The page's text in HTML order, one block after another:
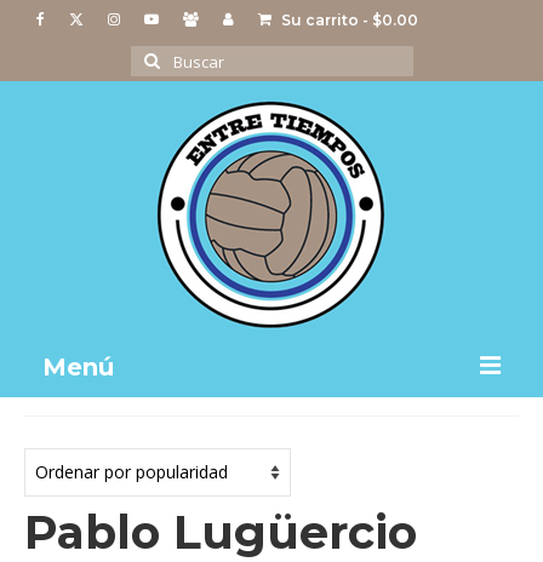
Su carrito - $0.00
Buscar
por:
Menú
Actividades
Imágenes
Pablo Lugüercio